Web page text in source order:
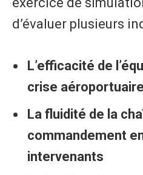
d’évaluer plusieurs
L’efficacité de
crise aéroportuaire
La fluidité de la
commandement
intervenants